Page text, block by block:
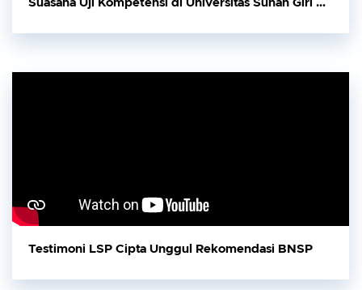
Suasana Uji Kompetensi di Universitas Sunan Giri Surabaya
Testimoni LSP Cipta Unggul Rekomendasi BNSP